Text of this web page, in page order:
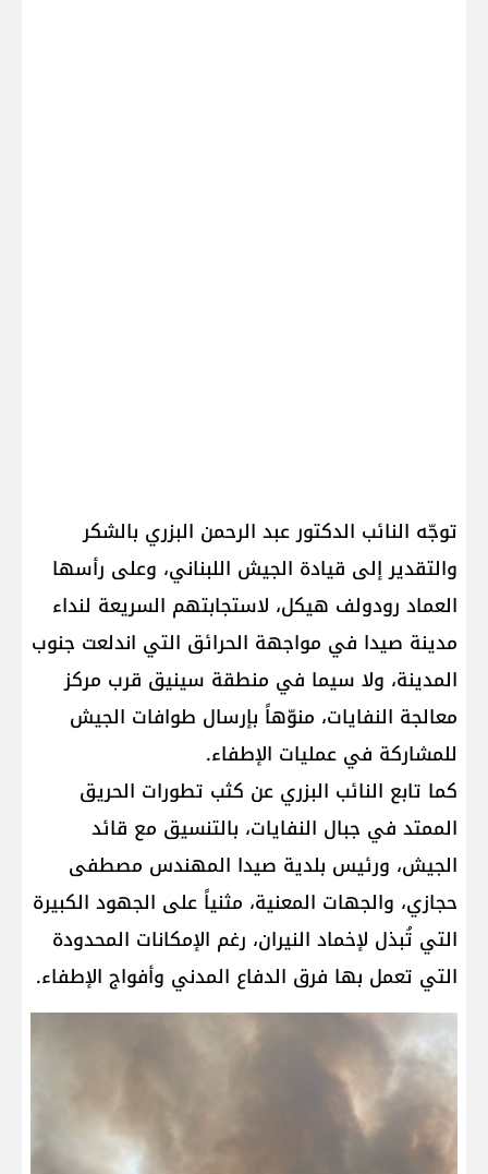
توجّه النائب الدكتور عبد الرحمن البزري بالشكر
والتقدير إلى قيادة الجيش اللبناني، وعلى رأسها
العماد رودولف هيكل، لاستجابتهم السريعة لنداء
مدينة صيدا في مواجهة الحرائق التي اندلعت جنوب
المدينة، ولا سيما في منطقة سينيق قرب مركز
معالجة النفايات، منوّهاً بإرسال طوافات الجيش
للمشاركة في عمليات الإطفاء.
كما تابع النائب البزري عن كثب تطورات الحريق
الممتد في جبال النفايات، بالتنسيق مع قائد
الجيش، ورئيس بلدية صيدا المهندس مصطفى
حجازي، والجهات المعنية، مثنياً على الجهود الكبيرة
التي تُبذل لإخماد النيران، رغم الإمكانات المحدودة
التي تعمل بها فرق الدفاع المدني وأفواج الإطفاء.